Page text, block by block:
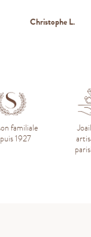
Christophe L.
familiale
1927